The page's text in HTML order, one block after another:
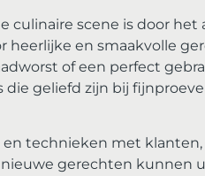
culinaire scene is door het
en smaakvolle
of een perfect
geliefd zijn bij
technieken met klanten,
gerechten kunnen